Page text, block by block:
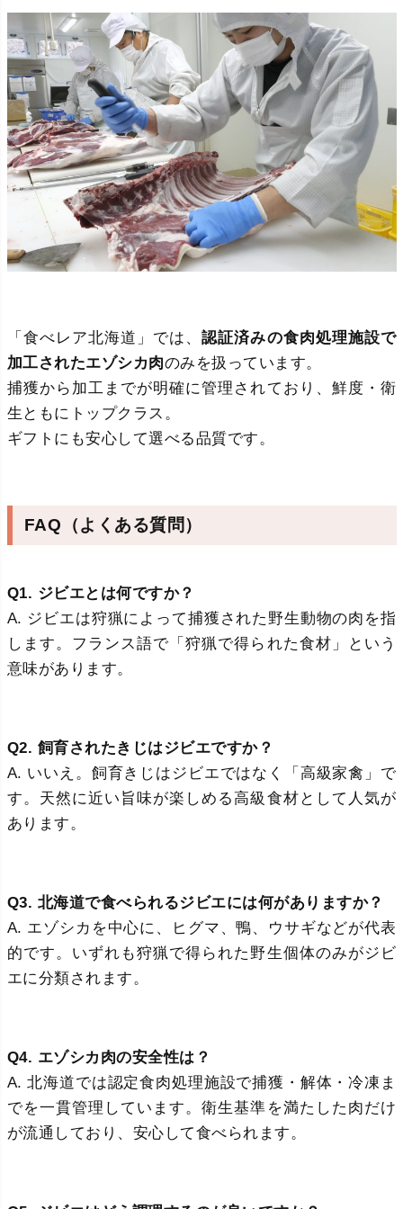
「食べレア北海道」では、認証済みの食肉処理施設で
加工されたエゾシカ肉のみを扱っています。
捕獲から加工までが明確に管理されており、鮮度・衛
生ともにトップクラス。
ギフトにも安心して選べる品質です。
FAQ（よくある質問）
Q1. ジビエとは何ですか？
A. ジビエは狩猟によって捕獲された野生動物の肉を指
します。フランス語で「狩猟で得られた食材」という
意味があります。
Q2. 飼育されたきじはジビエですか？
A. いいえ。飼育きじはジビエではなく「高級家禽」で
す。天然に近い旨味が楽しめる高級食材として人気が
あります。
Q3. 北海道で食べられるジビエには何がありますか？
A. エゾシカを中心に、ヒグマ、鴨、ウサギなどが代表
的です。いずれも狩猟で得られた野生個体のみがジビ
エに分類されます。
Q4. エゾシカ肉の安全性は？
A. 北海道では認定食肉処理施設で捕獲・解体・冷凍ま
でを一貫管理しています。衛生基準を満たした肉だけ
が流通しており、安心して食べられます。